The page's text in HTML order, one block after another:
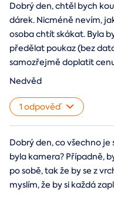
Dobrý den, chtěl bych
dárek. Nicméně nevím,
osoba chtít skákat. Byla
předělat poukaz (bez
samozřejmě doplatit
Nedvěd
1 odpověď
Dobrý den, co všechno
byla kamera? Případně,
po sobě, tak že by se z
myslím, že by si každá